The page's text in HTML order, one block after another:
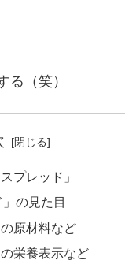
（笑）
プレッド」
の見た目
原材料など
栄養表示など